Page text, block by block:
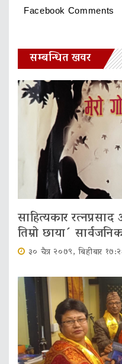
Facebook Comments
सम्बन्धित खवर
साहित्यकार
तिम्रो छाया´
३० चैत्र २०७९, बिहीबार